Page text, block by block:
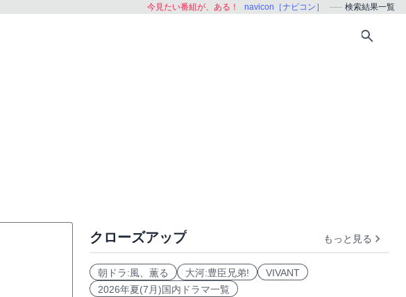
今見たい番組が、ある！ navicon［ナビコン］ 検索結果一覧
クローズアップ もっと見る
朝ドラ:風、薫る 大河:豊臣兄弟!
VIVANT
2026年夏(7月)国内ドラマ一覧